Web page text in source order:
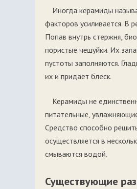
Иногда керамиды
факторов усиливается. В
Попав внутрь стержня,
пористые чешуйки. Их
пустоты заполняются.
их и придает блеск.
Керамиды не
питательные,
Средство способно
осуществляется в
смываются водой.
Существующие